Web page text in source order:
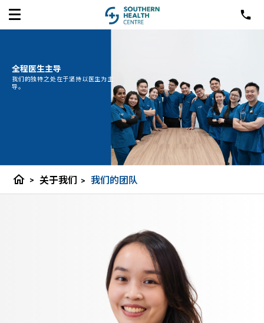
全程医生主导
我们的独特之处在于坚持以医生为主
导。
home > 关于我们 > 我们的团队